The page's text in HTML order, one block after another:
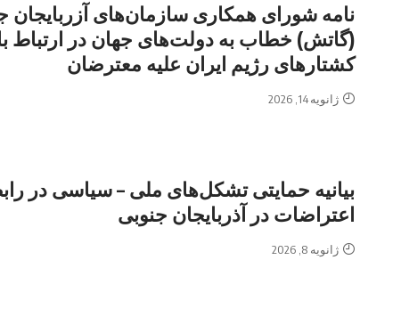
نامه شورای همکاری سازمان‌های آزربایجان
(گاتش) خطاب به دولت‌های جهان در ارتباط
کشتارهای رژیم ایران علیه معترضان
ژانویه 14, 2026
بیانیه حمایتی تشکل‌های ملی – سیاسی در
اعتراضات در آذربایجان جنوبی
ژانویه 8, 2026